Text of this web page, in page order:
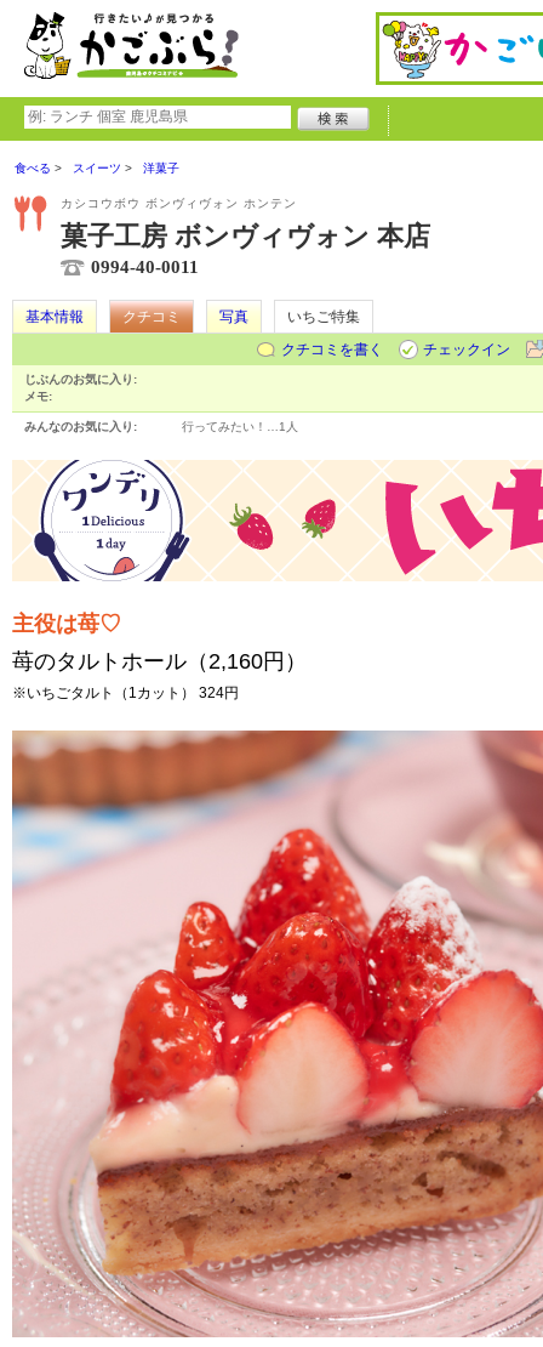
食べる スイーツ 洋菓子
カシコウボウ ボンヴィヴォン ホンテン
菓子工房 ボンヴィヴォン 本店
0994-40-0011
基本情報 クチコミ 写真
いちご特集
クチコミを書く
チェックイン
じぶんのお気に入り:
メモ:
みんなのお気に入り: 行ってみたい！… 1人
主役は苺♡
苺のタルトホール（2,160円）
※いちごタルト（1カット） 324円